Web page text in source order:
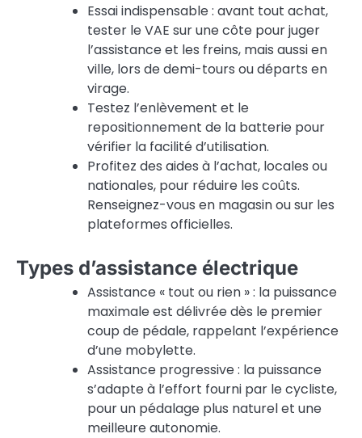
Essai indispensable : avant tout achat,
tester le VAE sur une côte pour juger
l’assistance et les freins, mais aussi en
ville, lors de demi-tours ou départs en
virage.
Testez l’enlèvement et le
repositionnement de la batterie pour
vérifier la facilité d’utilisation.
Profitez des aides à l’achat, locales ou
nationales, pour réduire les coûts.
Renseignez-vous en magasin ou sur les
plateformes officielles.
Types d’assistance électrique
Assistance « tout ou rien » : la puissance
maximale est délivrée dès le premier
coup de pédale, rappelant l’expérience
d’une mobylette.
Assistance progressive : la puissance
s’adapte à l’effort fourni par le cycliste,
pour un pédalage plus naturel et une
meilleure autonomie.